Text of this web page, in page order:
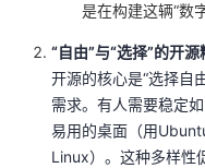
是在构建这辆“数
“自由”与“选择”的开源
开源的核心是“选择自
需求。有人需要稳定
易用的桌面（用
Linux）。这种多样性